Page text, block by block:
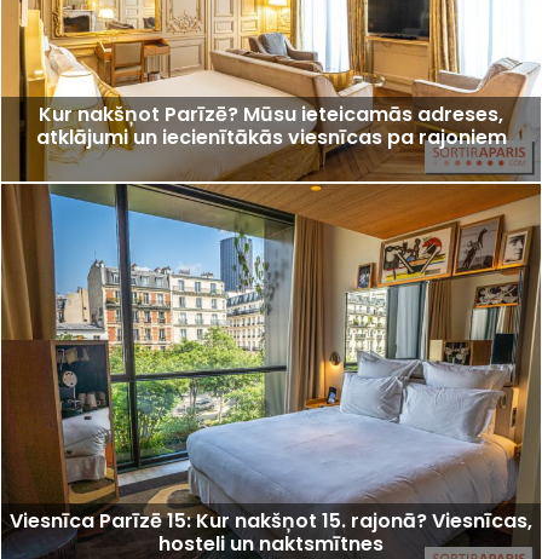
Kur nakšņot Parīzē? Mūsu ieteicamās adreses,
atklājumi un iecienītākās viesnīcas pa rajoniem
Viesnīca Parīzē 15: Kur nakšņot 15. rajonā? Viesnīcas,
hosteli un naktsmītnes